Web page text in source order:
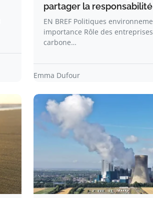
partager la responsabilité
EN BREF Politiques
importance Rôle des
carbone…
Emma Dufour